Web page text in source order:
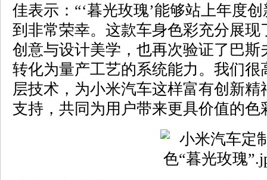
佳表示：“‘暮光玫瑰’能够站上年度
到非常荣幸。这款车身色彩充分展
创意与设计美学，也再次验证了巴
转化为量产工艺的系统能力。我们
层技术，为小米汽车这样富有创新
支持，共同为用户带来更具价值的色